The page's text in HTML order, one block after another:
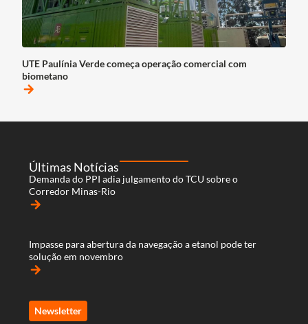
UTE Paulínia Verde começa operação comercial com
biometano
arrow_forward
Últimas Notícias
Demanda do PPI adia julgamento do TCU sobre o
Corredor Minas-Rio
arrow_forward
Impasse para abertura da navegação a etanol pode ter
solução em novembro
arrow_forward
Newsletter